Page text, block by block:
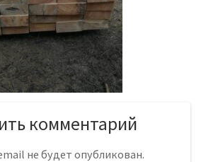
комментарий
не будет опубликован.